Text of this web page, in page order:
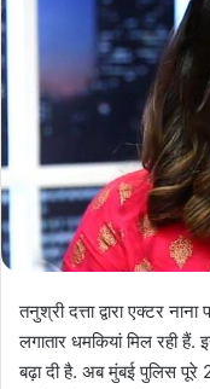
तनुश्री दत्ता द्वारा एक्‍टर
लगातार धमकियां मिल रही
बढ़ा दी है. अब मुंबई पुलिस पूरे